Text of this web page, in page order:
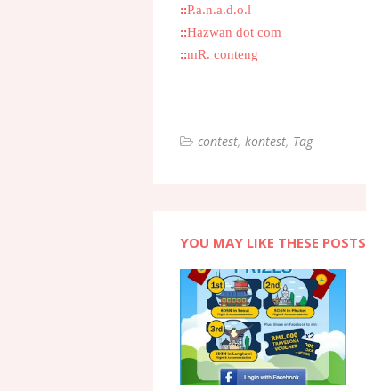
::P.a.n.a.d.o.l
::Hazwan dot com
::mR. conteng
contest kontest Tag
YOU MAY LIKE THESE POSTS